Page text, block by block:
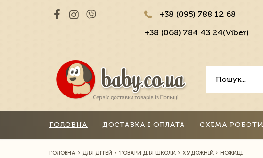
+38 (095) 788 12 68
+38 (068) 784 43 24(Viber)
ГОЛОВНА ДОСТАВКА І ОПЛАТА СХЕМА РОБОТИ
ГОЛОВНА ДЛЯ ДІТЕЙ ТОВАРИ ДЛЯ ШКОЛИ ХУДОЖНІЙ НОЖИЦІ